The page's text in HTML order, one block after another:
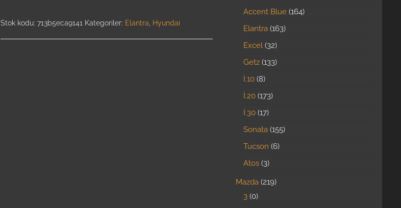
Stok kodu:713b5eca9141 Kategoriler: Elantra Hyundai
Accent Blue 164
Elantra 163
Excel 32
Getz 133
İ.10 8
İ.20 173
İ.30 17
Sonata 155
Tucson 6
Atos 3
Mazda 219
3 0